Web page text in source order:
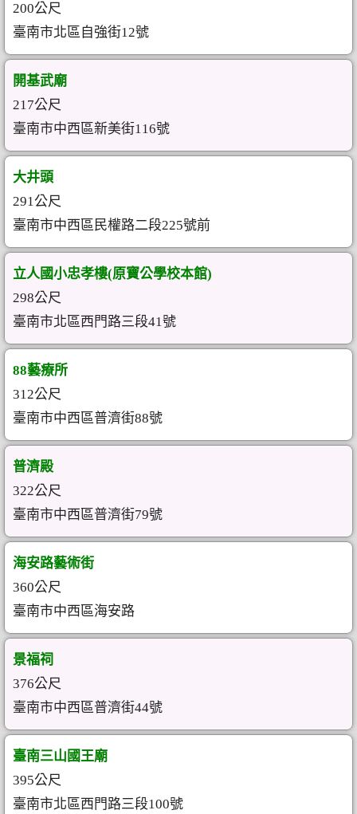
200公尺
臺南市北區自強街12號
開基武廟
217公尺
臺南市中西區新美街116號
大井頭
291公尺
臺南市中西區民權路二段225號前
立人國小忠孝樓(原寶公學校本館)
298公尺
臺南市北區西門路三段41號
88藝療所
312公尺
臺南市中西區普濟街88號
普濟殿
322公尺
臺南市中西區普濟街79號
海安路藝術街
360公尺
臺南市中西區海安路
景福祠
376公尺
臺南市中西區普濟街44號
臺南三山國王廟
395公尺
臺南市北區西門路三段100號